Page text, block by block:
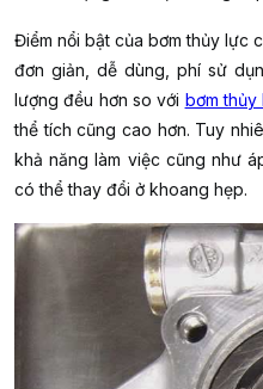
Điểm nổi bật của bơm thủy lực
đơn giản, dễ dùng, phí sử
lượng đều hơn so với bơm
thể tích cũng cao hơn. Tuy
khả năng làm việc cũng như
có thể thay đổi ở khoang hẹp.